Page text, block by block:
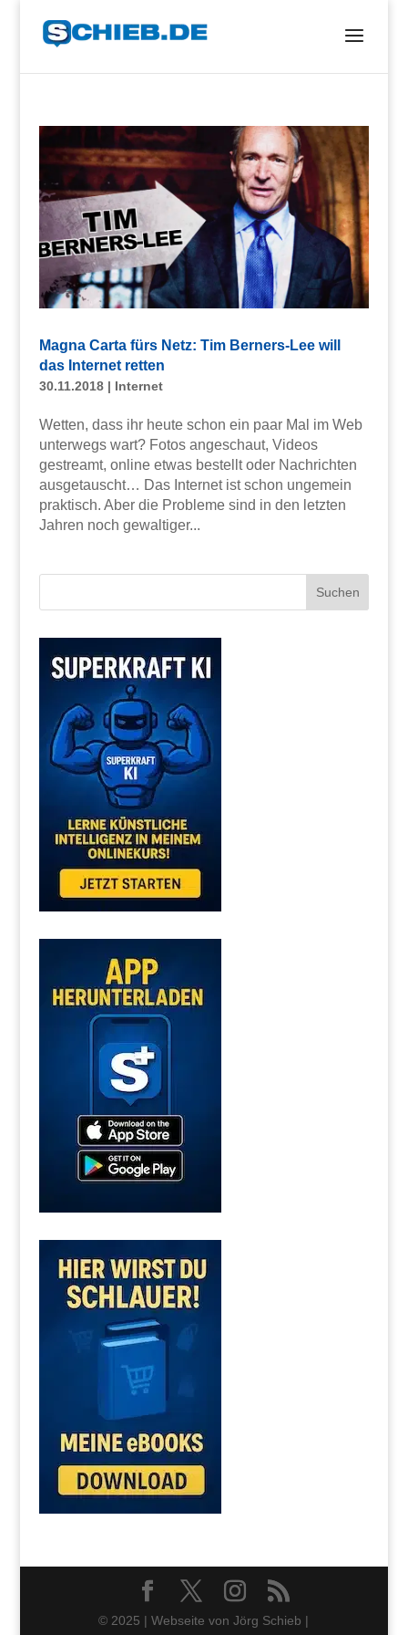
Magna Carta fürs Netz: Tim Berners-Lee will
das Internet retten
30.11.2018| Internet
Wetten, dass ihr heute schon ein paar Mal im Web
unterwegs wart? Fotos angeschaut, Videos
gestreamt, online etwas bestellt oder Nachrichten
ausgetauscht… Das Internet ist schon ungemein
praktisch. Aber die Probleme sind in den letzten
Jahren noch gewaltiger...
© 2025 | Webseite von Jörg Schieb |